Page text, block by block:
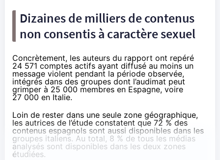
Dizaines de milliers de contenus
non consentis à caractère sexuel
Concrètement, les auteurs du rapport ont repéré
24 571 comptes actifs ayant diffusé au moins un
message violent pendant la période observée,
intégrés dans des groupes dont l’audimat peut
grimper à 25 000 membres en Espagne, voire
27 000 en Italie.
Loin de rester dans une seule zone géographique,
les autrices de l’étude constatent que 72 % des
contenus espagnols sont aussi disponibles dans les
groupes italiens. Au total, 8 % de tous les médias
analysés sont disponibles dans les deux zones
étudiées.